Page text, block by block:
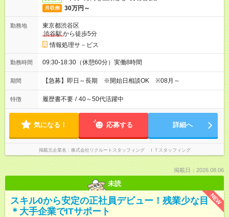
月収例 30万円～
勤務地
東京都渋谷区
渋谷駅から徒歩5分
情報処理サ－ビス
勤務時間 09:30-18:30（休憩60分）実働8時間
期間 【急募】即日～長期 ※開始日相談OK ※08月～
特徴 履歴書不要 / 40～50代活躍中
気になる！ 応募する 詳細へ
掲載元企業名 株式会社リクルートスタッフィング ＩＴスタッフィング
掲載日：2026.08.06
未読
NEW
スキル0から安定の正社員デビュー！残業少な目
＊大手企業でITサポート